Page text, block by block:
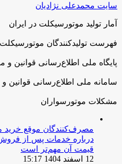
سایت محمدعلی نژادیان
آمار تولید موتورسیکلت در ایران
فهرست تولیدکنندگان موتورسیکلت
پایگاه ملی اطلاع‌رسانی قوانین و
سامانه ملی اطلاع‌رسانی قوانین
مشکلات موتورسواران
مصرف‌کنندگان موقع خرید
درباره خدمات پس از
قیمت آن مهم‌تر است
12 اسفند 1404 15:17